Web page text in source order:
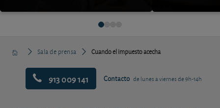
Sala de prensa Cuando el impuesto acecha
913 009 141 Contacto de lunes a viernes de 9h-14h